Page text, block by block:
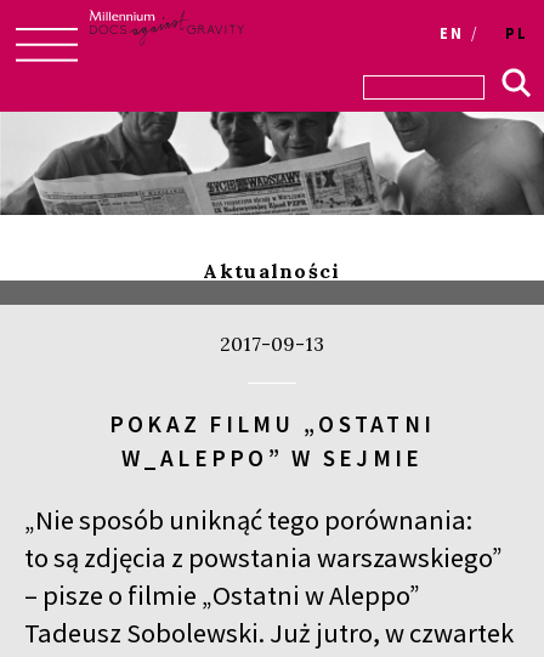
to
content
Login
EN PL
Aktualności
2017-09-13
POKAZ FILMU „OSTATNI
W_ALEPPO” W SEJMIE
„Nie sposób uniknąć tego porównania:
to są zdjęcia z powstania warszawskiego”
– pisze o filmie „Ostatni w Aleppo”
Tadeusz Sobolewski. Już jutro, w czwartek